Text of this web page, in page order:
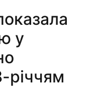
у
річчям